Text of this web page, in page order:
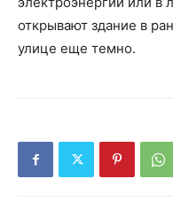
открывают здание в
улице еще темно.